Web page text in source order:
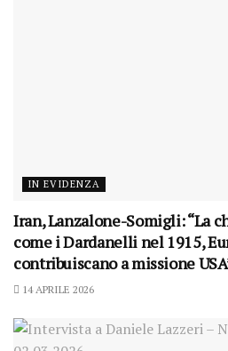
IN EVIDENZA
Iran, Lanzalone-Somigli: “La
come i Dardanelli nel 1915,
contribuiscano a missione
14 APRILE 2026